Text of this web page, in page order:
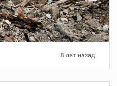
8 лет назад